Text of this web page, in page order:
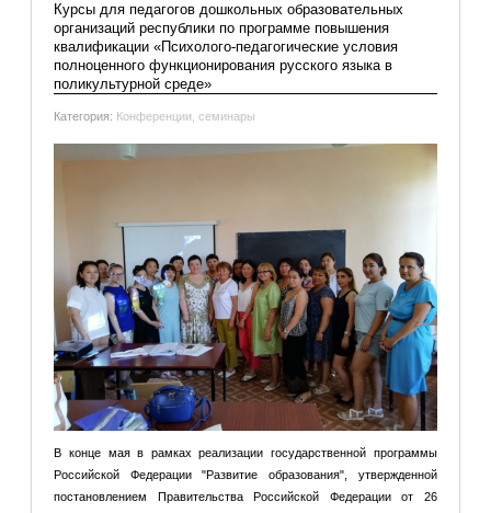
Курсы для педагогов дошкольных образовательных
организаций республики по программе повышения
квалификации «Психолого-педагогические условия
полноценного функционирования русского языка в
поликультурной среде»
Категория: Конференции, семинары
В конце мая в рамках реализации государственной программы
Российской Федерации "Развитие образования", утвержденной
постановлением Правительства Российской Федерации от 26